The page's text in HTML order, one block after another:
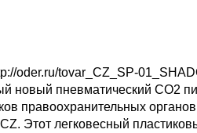
oder.ru/tovar_CZ_SP-
новый пневматический CO2
правоохранительных
Этот легковесный